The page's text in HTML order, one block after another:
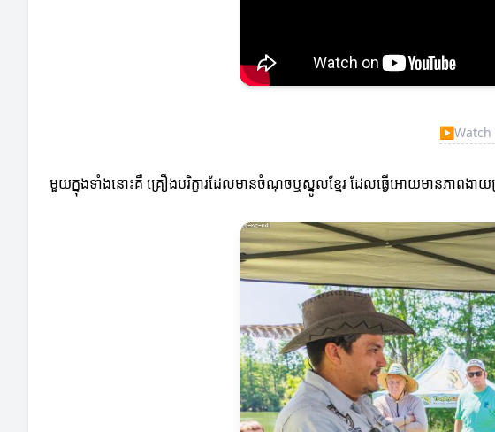
▶Watch
មួយក្នុងទាំងនោះគឺ គ្រឿងបរិក្ខារដែលមានចំណុចឬស្នូលខ្មែរ ដែលធ្វើអោយមានភាពងា